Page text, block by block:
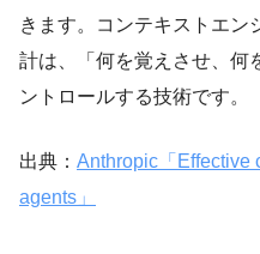
きます。コンテキストエン
計は、「何を覚えさせ、何
ントロールする技術です。
出典： Anthropic「Effective
agents」